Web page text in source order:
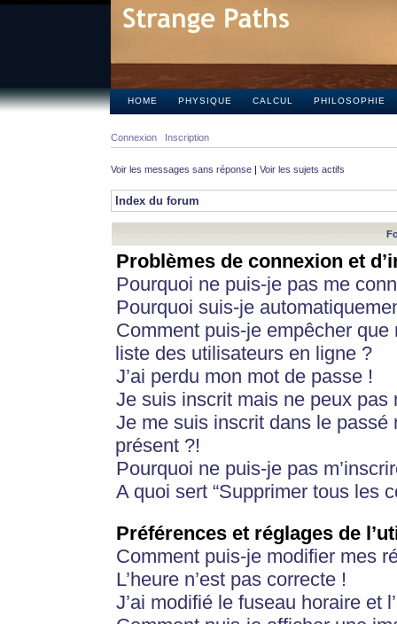
HOME PHYSIQUE CALCUL PHILOSOPHIE
Connexion Inscription
Voir les messages sans réponse | Voir les sujets actifs
Index du forum
Problèmes de connexion et
Pourquoi ne puis-je pas me
Pourquoi suis-je
Comment puis-je empêcher
liste des utilisateurs en ligne ?
J’ai perdu mon mot de passe !
Je suis inscrit mais ne peux pas
Je me suis inscrit dans le
présent ?!
Pourquoi ne puis-je pas
A quoi sert “Supprimer tous les
Préférences et réglages de
Comment puis-je modifier mes
L’heure n’est pas correcte !
J’ai modifié le fuseau horaire et